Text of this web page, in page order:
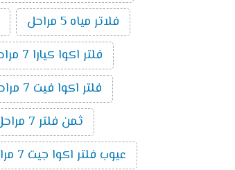
فلاتر مياه 5 مراحل
فلتر اكوا كيارا 7 مراحل
فلتر اكوا فيت 7 مراحل
ثمن فلتر 7 مراحل
عيوب فلتر اكوا جيت 7 مراحل